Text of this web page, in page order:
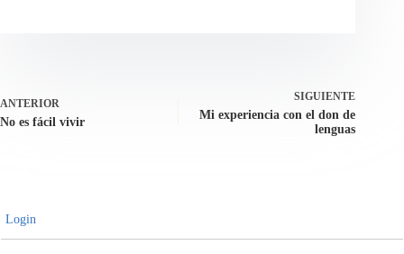
ANTERIOR
No es fácil vivir
SIGUIENTE
Mi experiencia con el don de
lenguas
Login